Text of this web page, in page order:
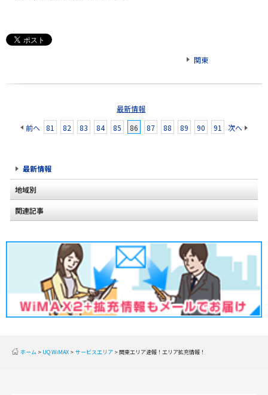
関東
最新情報
前へ
81 82 83 84 85 86 87 88 89 90 91 次へ
最新情報
地域別
北海道
甲信越
北陸
関連記事
ホーム UQ WiMAX サービスエリア 関東エリア速報！エリア拡充情報！